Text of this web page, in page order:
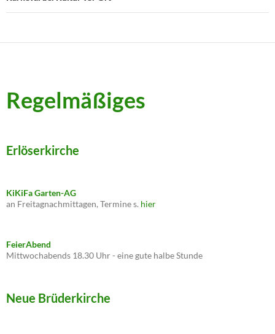
Regelmäßiges
Erlöserkirche
KiKiFa Garten-AG
an Freitagnachmittagen, Termine s. hier
FeierAbend
Mittwochabends 18.30 Uhr - eine gute halbe Stunde
Neue Brüderkirche